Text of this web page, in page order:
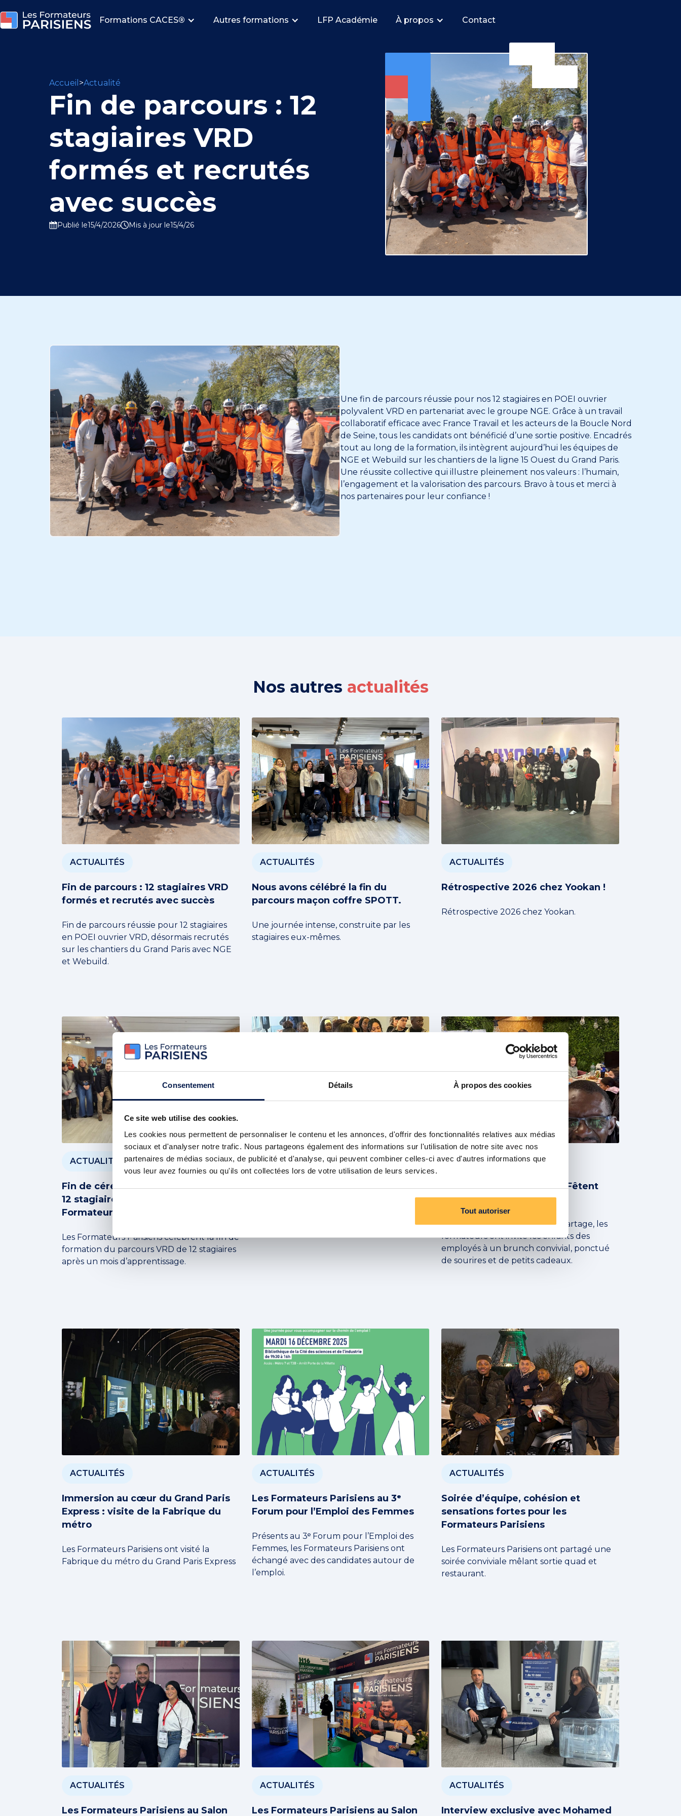
Consentement Détails À propos des cookies
Ce site web utilise des cookies.
Les cookies nous permettent de personnaliser le contenu et les annonces, d'offrir des fonctionnalités relatives aux médias
sociaux et d'analyser notre trafic. Nous partageons également des informations sur l'utilisation de notre site avec nos
partenaires de médias sociaux, de publicité et d'analyse, qui peuvent combiner celles-ci avec d'autres informations que
vous leur avez fournies ou qu'ils ont collectées lors de votre utilisation de leurs services.
Tout autoriser
Formations CACES® Autres formations LFP Académie À propos Contact
Accueil >Actualité
Fin de parcours : 12
stagiaires VRD
formés et recrutés
avec succès
Publié le15/4/2026 Mis à jour le15/4/26
Une fin de parcours réussie pour nos 12 stagiaires en POEI ouvrier
polyvalent VRD en partenariat avec le groupe NGE. Grâce à un travail
collaboratif efficace avec France Travail et les acteurs de la Boucle Nord
de Seine, tous les candidats ont bénéficié d’une sortie positive. Encadrés
tout au long de la formation, ils intègrent aujourd’hui les équipes de
NGE et Webuild sur les chantiers de la ligne 15 Ouest du Grand Paris.
Une réussite collective qui illustre pleinement nos valeurs : l’humain,
l’engagement et la valorisation des parcours. Bravo à tous et merci à
nos partenaires pour leur confiance !
Nos autres actualités
ACTUALITÉS
Fin de parcours : 12 stagiaires VRD
formés et recrutés avec succès
Fin de parcours réussie pour 12 stagiaires
en POEI ouvrier VRD, désormais recrutés
sur les chantiers du Grand Paris avec NGE
et Webuild.
ACTUALITÉS
Nous avons célébré la fin du
parcours maçon coffre SPOTT.
Une journée intense, construite par les
stagiaires eux-mêmes.
ACTUALITÉS
Rétrospective 2026 chez Yookan !
Rétrospective 2026 chez Yookan.
ACTUALITÉS
Fin de cérémonie du parcours VRD :
12 stagiaires à l’honneur chez Les
Formateurs Parisiens
Les Formateurs Parisiens célèbrent la fin de
formation du parcours VRD de 12 stagiaires
après un mois d’apprentissage.
ACTUALITÉS
Brunch à la fabrique du Métro !
ACTUALITÉS
Les Formateurs Parisiens Fêtent
noël !
À l’occasion d’un moment de partage, les
formateurs ont invité les enfants des
employés à un brunch convivial, ponctué
de sourires et de petits cadeaux.
ACTUALITÉS
Immersion au cœur du Grand Paris
Express : visite de la Fabrique du
métro
Les Formateurs Parisiens ont visité la
Fabrique du métro du Grand Paris Express
ACTUALITÉS
Les Formateurs Parisiens au 3ᵉ
Forum pour l’Emploi des Femmes
Présents au 3ᵉ Forum pour l’Emploi des
Femmes, les Formateurs Parisiens ont
échangé avec des candidates autour de
l’emploi.
ACTUALITÉS
Soirée d’équipe, cohésion et
sensations fortes pour les
Formateurs Parisiens
Les Formateurs Parisiens ont partagé une
soirée conviviale mêlant sortie quad et
restaurant.
ACTUALITÉS
Les Formateurs Parisiens au Salon
ACTUALITÉS
Les Formateurs Parisiens au Salon
ACTUALITÉS
Interview exclusive avec Mohamed